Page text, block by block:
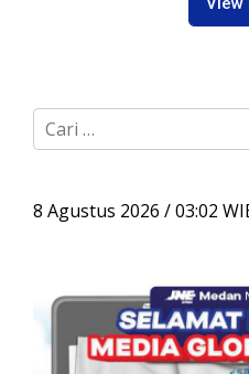
C
a
u
8 Agustus 2026 / 03:02